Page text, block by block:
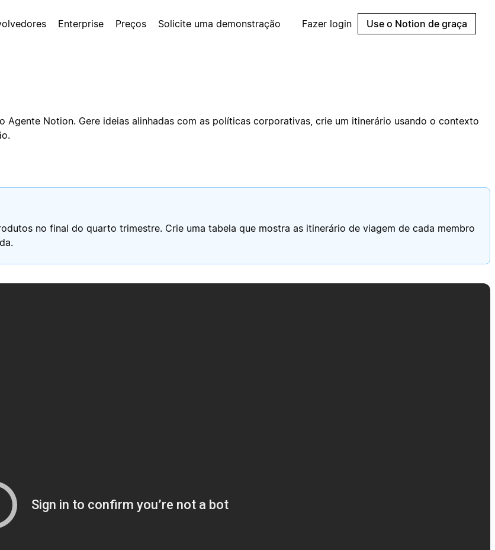
Enterprise Preços Solicite uma demonstração Fazer login Use o Notion de graça
Agente Notion. Gere ideias alinhadas com as políticas corporativas, crie um itinerário usando o contexto
no final do quarto trimestre. Crie uma tabela que mostra as itinerário de viagem de cada membro